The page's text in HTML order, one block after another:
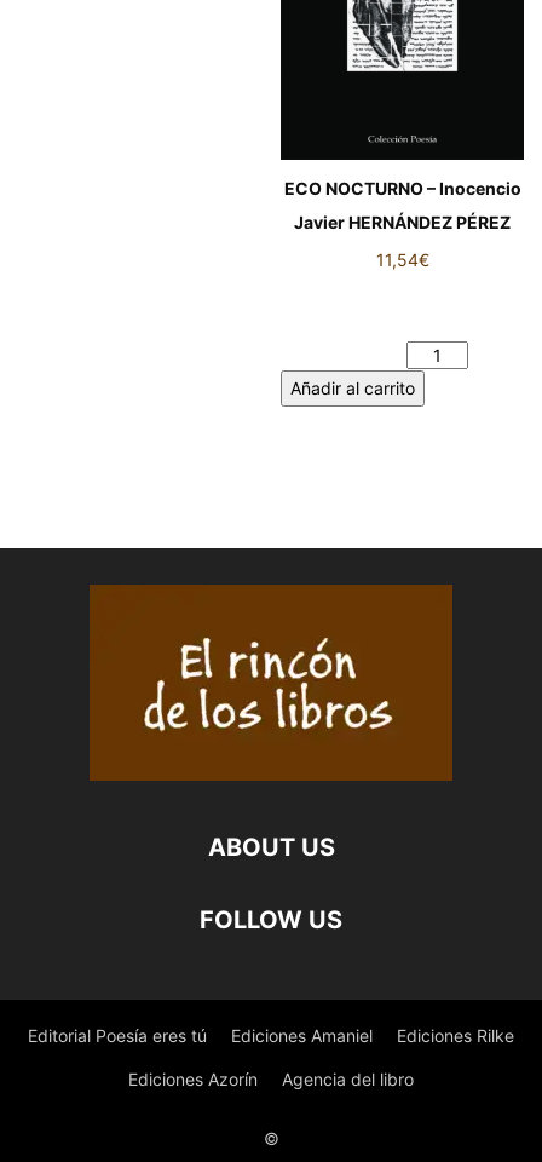
ECO NOCTURNO – Inocencio
Javier HERNÁNDEZ PÉREZ
11,54€
Añadir al carrito
ABOUT US
FOLLOW US
Editorial Poesía eres tú Ediciones Amaniel Ediciones Rilke
Ediciones Azorín Agencia del libro
©